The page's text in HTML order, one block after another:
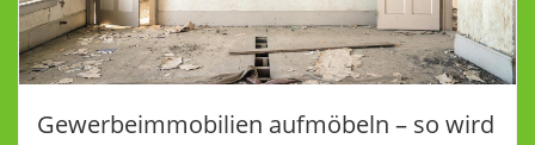
Gewerbeimmobilien aufmöbeln – so wird